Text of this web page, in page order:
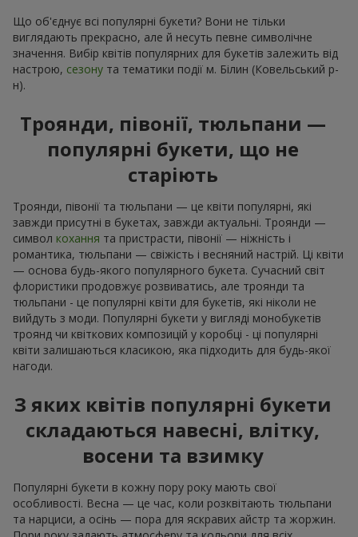
Що об'єднує всі популярні букети? Вони не тільки
виглядають прекрасно, але й несуть певне символічне
значення. Вибір квітів популярних для букетів залежить від
настрою, сезону та тематики події м. Білин (Ковельський р-
н).
Троянди, півонії, тюльпани —
популярні букети, що не
старіють
Троянди, півонії та тюльпани — це квіти популярні, які
завжди присутні в букетах, завжди актуальні. Троянди —
символ кохання та пристрасти, півонії — ніжність і
романтика, тюльпани — свіжість і весняний настрій. Ці квіти
— основа будь-якого популярного букета. Сучасний світ
флористики продовжує розвиватись, але троянди та
тюльпани - це популярні квіти для букетів, які ніколи не
вийдуть з моди. Популярні букети у вигляді монобукетів
троянд чи квіткових композицій у коробці - ці популярні
квіти залишаються класикою, яка підходить для будь-якої
нагоди.
З яких квітів популярні букети
складаються навесні, влітку,
восени та взимку
Популярні букети в кожну пору року мають свої
особливості. Весна — це час, коли розквітають тюльпани
та нарциси, а осінь — пора для яскравих айстр та жоржин.